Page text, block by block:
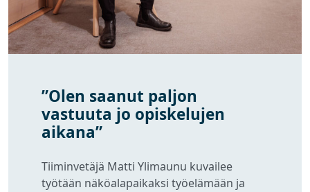
”Olen saanut paljon
vastuuta jo opiskelujen
aikana”
Tiiminvetäjä Matti Ylimaunu kuvailee
työtään näköalapaikaksi työelämään ja